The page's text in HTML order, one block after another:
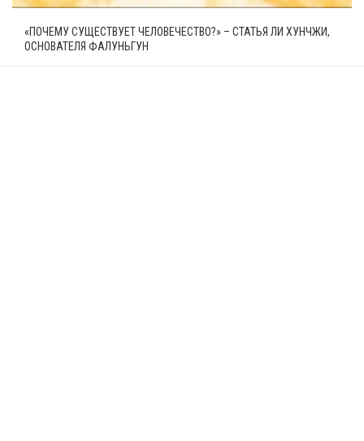
«ПОЧЕМУ СУЩЕСТВУЕТ ЧЕЛОВЕЧЕСТВО?» – СТАТЬЯ ЛИ ХУНЧЖИ,
ОСНОВАТЕЛЯ ФАЛУНЬГУН